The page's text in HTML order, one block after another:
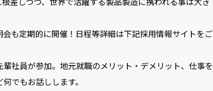
も定期的に開催！日程等詳細は下記採用情報サイトをご
社員が参加。地元就職のメリット・デメリット、仕事を
でもお話しします。